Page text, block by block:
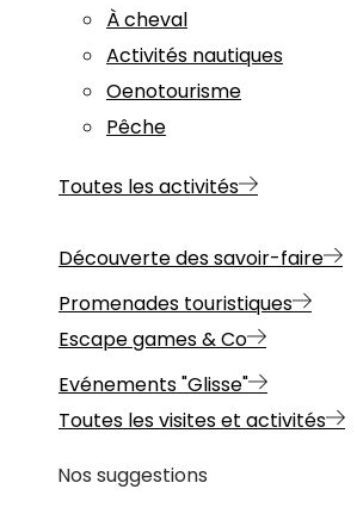
À cheval
Activités nautiques
Oenotourisme
Pêche
Toutes les activités
Découverte des savoir-faire
Promenades touristiques
Escape games & Co
Evénements "Glisse"
Toutes les visites et activités
Nos suggestions